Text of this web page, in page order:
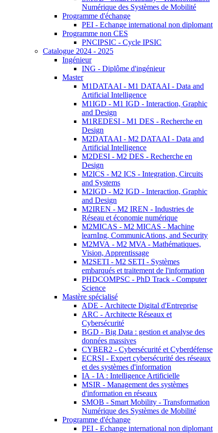
Numérique des Systèmes de Mobilité
Programme d'échange
PEI - Echange international non diplomant
Programme non CES
PNCIPSIC - Cycle IPSIC
Catalogue 2024 - 2025
Ingénieur
ING - Diplôme d'ingénieur
Master
M1DATAAI - M1 DATAAI - Data and
Artificial Intelligence
M1IGD - M1 IGD - Interaction, Graphic
and Design
M1REDESI - M1 DES - Recherche en
Design
M2DATAAI - M2 DATAAI - Data and
Artificial Intelligence
M2DESI - M2 DES - Recherche en
Design
M2ICS - M2 ICS - Integration, Circuits
and Systems
M2IGD - M2 IGD - Interaction, Graphic
and Design
M2IREN - M2 IREN - Industries de
Réseau et économie numérique
M2MICAS - M2 MICAS - Machine
learnIng, CommunicAtions, and Security
M2MVA - M2 MVA - Mathématiques,
Vision, Apprentissage
M2SETI - M2 SETI - Systèmes
embarqués et traitement de l'information
PHDCOMPSC - PhD Track - Computer
Science
Mastère spécialisé
ADE - Architecte Digital d'Entreprise
ARC - Architecte Réseaux et
Cybersécurité
BGD - Big Data : gestion et analyse des
données massives
CYBER2 - Cybersécurité et Cyberdéfense
ECRSI - Expert cybersécurité des réseaux
et des systèmes d'information
IA - IA : Intelligence Artificielle
MSIR - Management des systèmes
d'information en réseaux
SMOB - Smart Mobility - Transformation
Numérique des Systèmes de Mobilité
Programme d'échange
PEI - Echange international non diplomant